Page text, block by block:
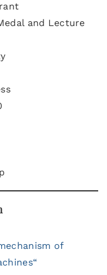
and Lecture
of